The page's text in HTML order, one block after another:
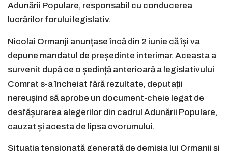
Adunării Populare, responsabil cu conducerea
lucrărilor forului legislativ.
Nicolai Ormanji anunțase încă din 2 iunie că își va
depune mandatul de președinte interimar. Aceasta a
survenit după ce o ședință anterioară a legislativului
Comrat s-a încheiat fără rezultate, deputații
nereușind să aprobe un document-cheie legat de
desfășurarea alegerilor din cadrul Adunării Populare,
cauzat și acesta de lipsa cvorumului.
Situația tensionată generată de demisia lui Ormanji și